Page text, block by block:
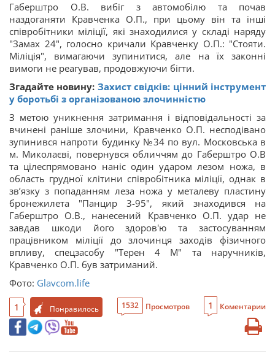
Габерштро О.В. вибіг з автомобілю та почав
наздоганяти Кравченка О.П., при цьому він та інші
співробітники міліції, які знаходилися у складі наряду
"Замах 24", голосно кричали Кравченку О.П.: "Стояти.
Міліція", вимагаючи зупинитися, але на їх законні
вимоги не реагував, продовжуючи бігти.
Згадайте новину: Захист свідків: цінний інструмент
у боротьбі з організованою злочинністю
З метою уникнення затримання і відповідальності за
вчинені раніше злочини, Кравченко О.П. несподівано
зупинився напроти будинку №34 по вул. Московська в
м. Миколаєві, повернувся обличчям до Габерштро О.В
та цілеспрямовано наніс один ударом лезом ножа, в
область грудної клітини співробітника міліції, однак в
зв’язку з попаданням леза ножа у металеву пластину
бронежилета "Панцир 3-95", який знаходився на
Габерштро О.В., нанесений Кравченко О.П. удар не
завдав шкоди його здоров'ю та застосуванням
працівником міліції до злочинця заходів фізичного
впливу, спецзасобу "Терен 4 М" та наручників,
Кравченко О.П. був затриманий.
Фото: Glavcom.life
1 Понравилось 1532 Просмотров 1 Коментарии